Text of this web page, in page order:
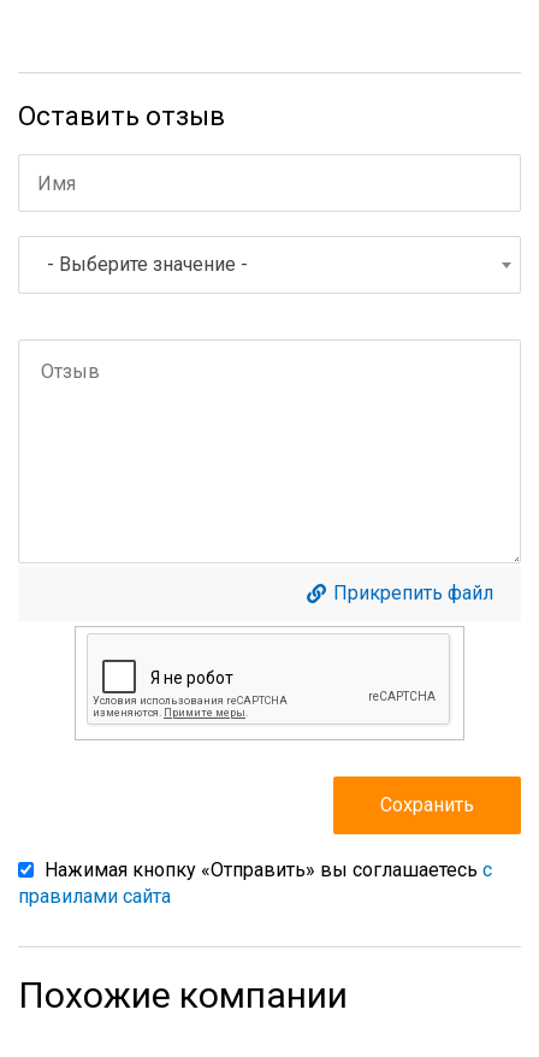
Оставить отзыв
- Выберите значение -
Прикрепить файл
Нажимая кнопку «Отправить» вы соглашаетесь с
правилами сайта
Похожие компании